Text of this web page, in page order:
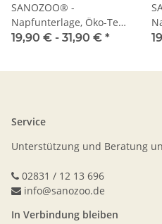
SANOZOO® -
Napfunterlage, Öko-Tex,
Blatt
19,90 € - 31,90 € *
Service
Unterstützung und Beratung
02831 / 12 13 696
info@sanozoo.de
In Verbindung bleiben